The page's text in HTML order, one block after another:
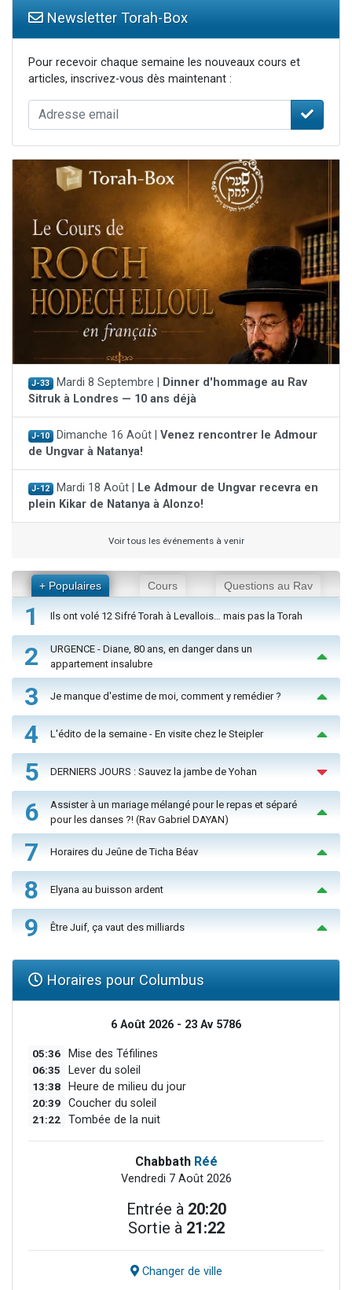
Newsletter Torah-Box
Pour recevoir chaque semaine les nouveaux cours et
articles, inscrivez-vous dès maintenant :
J-33 Mardi 8 Septembre |
Dinner d'hommage au Rav
Sitruk à Londres — 10 ans déjà
J-10 Dimanche 16 Août | Venez rencontrer le Admour
de Ungvar à Natanya!
J-12 Mardi 18 Août |
Le Admour de Ungvar recevra en
plein Kikar de Natanya à Alonzo!
Voir tous les événements à venir
+ Populaires Cours Questions au Rav
1 Ils ont volé 12 Sifré Torah à Levallois… mais pas la Torah
2
URGENCE - Diane, 80 ans, en danger dans un
appartement insalubre
3 Je manque d'estime de moi, comment y remédier ?
4 L'édito de la semaine - En visite chez le Steipler
5 DERNIERS JOURS : Sauvez la jambe de Yohan
6
Assister à un mariage mélangé pour le repas et séparé
pour les danses ?! (Rav Gabriel DAYAN)
7 Horaires du Jeûne de Ticha Béav
8 Elyana au buisson ardent
9 Être Juif, ça vaut des milliards
Horaires pour Columbus
6 Août 2026 - 23 Av 5786
05:36 Mise des Téfilines
06:35 Lever du soleil
13:38 Heure de milieu du jour
20:39 Coucher du soleil
21:22 Tombée de la nuit
Chabbath Réé
Vendredi 7 Août 2026
Entrée à 20:20
Sortie à 21:22
Changer de ville